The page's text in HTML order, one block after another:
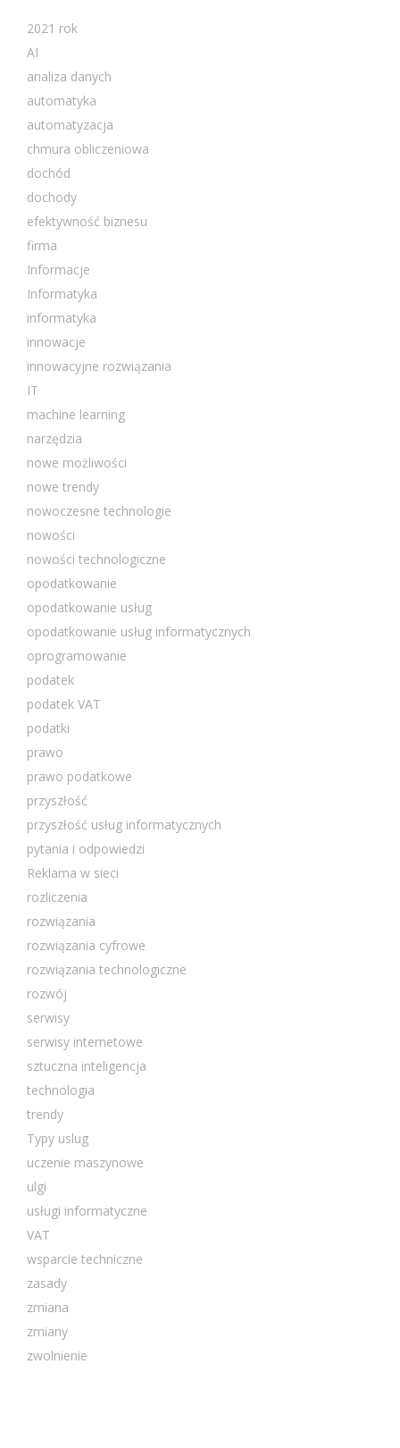
2021 rok
AI
analiza danych
automatyka
automatyzacja
chmura obliczeniowa
dochód
dochody
efektywność biznesu
firma
Informacje
Informatyka
informatyka
innowacje
innowacyjne rozwiązania
IT
machine learning
narzędzia
nowe możliwości
nowe trendy
nowoczesne technologie
nowości
nowości technologiczne
opodatkowanie
opodatkowanie usług
opodatkowanie usług informatycznych
oprogramowanie
podatek
podatek VAT
podatki
prawo
prawo podatkowe
przyszłość
przyszłość usług informatycznych
pytania i odpowiedzi
Reklama w sieci
rozliczenia
rozwiązania
rozwiązania cyfrowe
rozwiązania technologiczne
rozwój
serwisy
serwisy internetowe
sztuczna inteligencja
technologia
trendy
Typy uslug
uczenie maszynowe
ulgi
usługi informatyczne
VAT
wsparcie techniczne
zasady
zmiana
zmiany
zwolnienie